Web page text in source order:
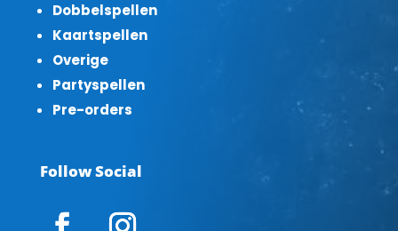
Dobbelspellen
Kaartspellen
Overige
Partyspellen
Pre-orders
Follow Social